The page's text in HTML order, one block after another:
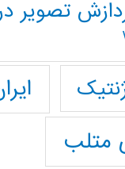
تصوير
متلب